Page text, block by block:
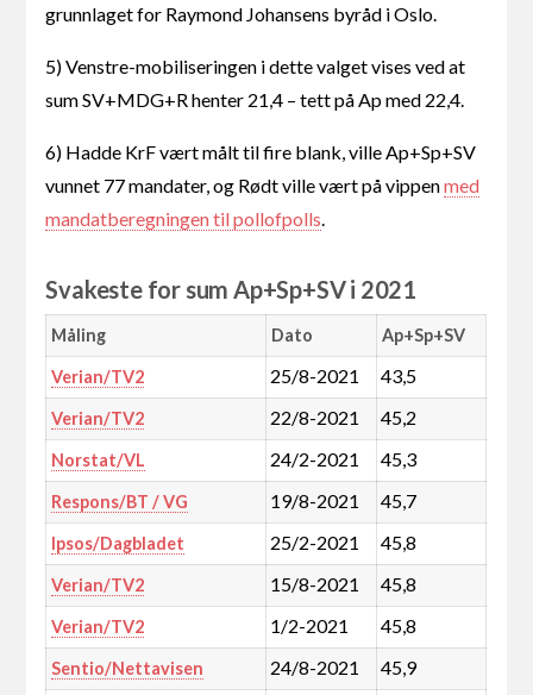
grunnlaget for Raymond Johansens byråd i Oslo.
5) Venstre-mobiliseringen i dette valget vises ved at
sum SV+MDG+R henter 21,4 – tett på Ap med 22,4.
6) Hadde KrF vært målt til fire blank, ville Ap+Sp+SV
vunnet 77 mandater, og Rødt ville vært på vippenmed
mandatberegningen til pollofpolls.
Svakeste for sum Ap+Sp+SV i 2021
Måling Dato Ap+Sp+SV
Verian/TV2 25/8-2021 43,5
Verian/TV2 22/8-2021 45,2
Norstat/VL 24/2-2021 45,3
Respons/BT / VG 19/8-2021 45,7
Ipsos/Dagbladet 25/2-2021 45,8
Verian/TV2 15/8-2021 45,8
Verian/TV2 1/2-2021 45,8
Sentio/Nettavisen 24/8-2021 45,9